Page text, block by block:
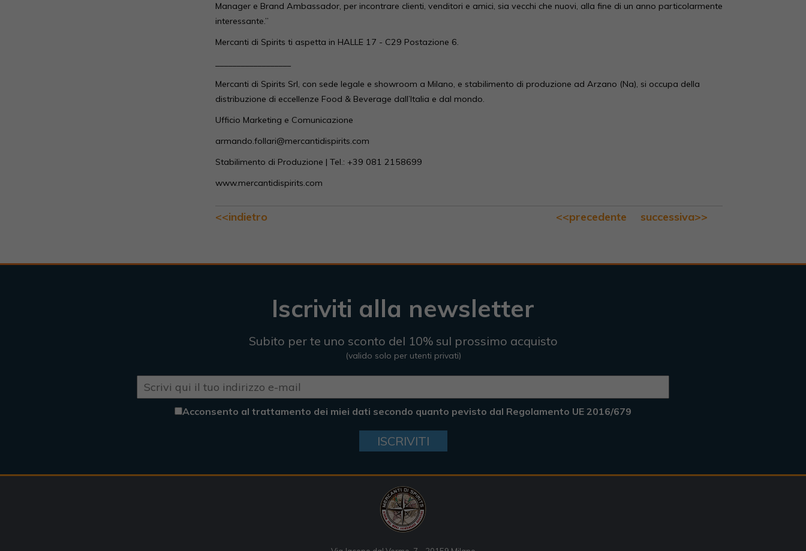
Manager e Brand Ambassador, per incontrare clienti, venditori e amici, sia vecchi che nuovi, alla fine di un anno particolarmente
interessante.”
Mercanti di Spirits ti aspetta in HALLE 17 - C29 Postazione 6.
Mercanti di Spirits Srl, con sede legale e showroom a Milano, e stabilimento di produzione ad Arzano (Na), si occupa della
distribuzione di eccellenze Food & Beverage dall’Italia e dal mondo.
Ufficio Marketing e Comunicazione
armando.follari@mercantidispirits.com
Stabilimento di Produzione | Tel.: +39 081 2158699
www.mercantidispirits.com
<<indietro <<precedente successiva>>
Iscriviti alla newsletter
Subito per te uno sconto del 10% sul prossimo acquisto
(valido solo per utenti privati)
Acconsento al trattamento dei miei dati secondo quanto pevisto dal Regolamento UE 2016/679
ISCRIVITI